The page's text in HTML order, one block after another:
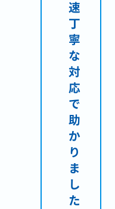
速
丁
寧
な
対
応
で
助
か
り
ま
し
た